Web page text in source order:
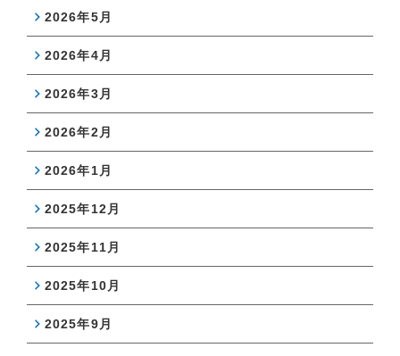
2026年5月
2026年4月
2026年3月
2026年2月
2026年1月
2025年12月
2025年11月
2025年10月
2025年9月